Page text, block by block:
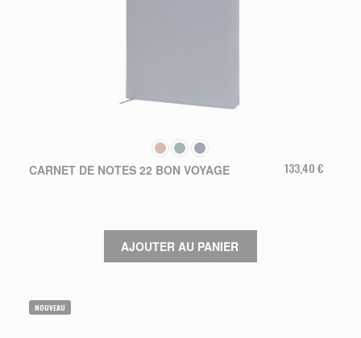
COULEUR
CARNET DE NOTES 22 BON VOYAGE 133,40 €
AJOUTER AU PANIER
NOUVEAU